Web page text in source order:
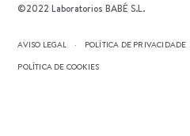
©2022 Laboratorios BABÉ S.L.
AVISO LEGAL POLÍTICA DE PRIVACIDADE
POLÍTICA DE COOKIES